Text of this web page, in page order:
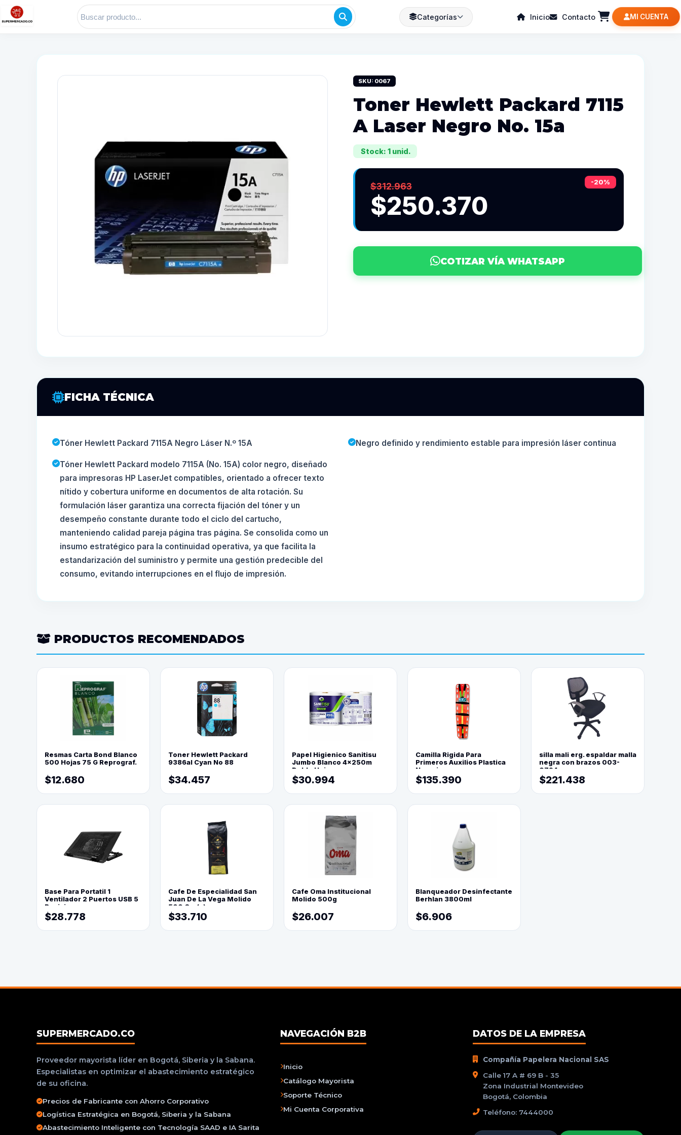
Categorías Inicio Contacto MI CUENTA
SKU: 0067
Toner Hewlett Packard 7115
A Laser Negro No. 15a
Stock: 1 unid.
-20%
$312.963
$250.370
COTIZAR VÍA WHATSAPP
FICHA TÉCNICA
Tóner Hewlett Packard 7115A Negro Láser N.º 15A Negro definido y rendimiento estable para impresión láser continua
Tóner Hewlett Packard modelo 7115A (No. 15A) color negro, diseñado
para impresoras HP LaserJet compatibles, orientado a ofrecer texto
nítido y cobertura uniforme en documentos de alta rotación. Su
formulación láser garantiza una correcta fijación del tóner y un
desempeño constante durante todo el ciclo del cartucho,
manteniendo calidad pareja página tras página. Se consolida como un
insumo estratégico para la continuidad operativa, ya que facilita la
estandarización del suministro y permite una gestión predecible del
consumo, evitando interrupciones en el flujo de impresión.
PRODUCTOS RECOMENDADOS
Resmas Carta Bond Blanco
500 Hojas 75 G Reprograf.
$12.680
Toner Hewlett Packard
9386al Cyan No 88
$34.457
Papel Higienico Sanitisu
Jumbo Blanco 4x250m
Doble Hoja
$30.994
Camilla Rigida Para
Primeros Auxilios Plastica
Naranja
$135.390
silla mali erg. espaldar malla
negra con brazos 003-
0794
$221.438
Base Para Portatil 1
Ventilador 2 Puertos USB 5
Posiciones
$28.778
Cafe De Especialidad San
Juan De La Vega Molido
500 Grs(=)
$33.710
Cafe Oma Institucional
Molido 500g
$26.007
Blanqueador Desinfectante
Berhlan 3800ml
$6.906
SUPERMERCADO.CO
Proveedor mayorista líder en Bogotá, Siberia y la Sabana.
Especialistas en optimizar el abastecimiento estratégico
de su oficina.
Precios de Fabricante con Ahorro Corporativo
Logística Estratégica en Bogotá, Siberia y la Sabana
Abastecimiento Inteligente con Tecnología SAAD e IA Sarita
NAVEGACIÓN B2B
Inicio
Catálogo Mayorista
Soporte Técnico
Mi Cuenta Corporativa
DATOS DE LA EMPRESA
Compañía Papelera Nacional SAS
Calle 17 A # 69 B - 35
Zona Industrial Montevideo
Bogotá, Colombia
Teléfono: 7444000